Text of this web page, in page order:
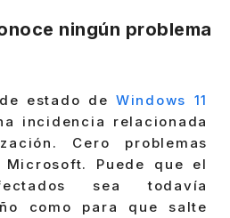
ningún problema
estado de Windows 11
incidencia relacionada
Cero problemas
Puede que el
sea todavía
como para que salte